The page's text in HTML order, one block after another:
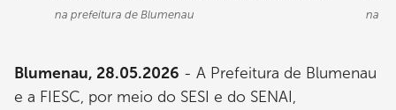
na prefeitura de Blumenau
na
Blumenau, 28.05.2026 - A Prefeitura de Blumenau
e a FIESC, por meio do SESI e do SENAI,